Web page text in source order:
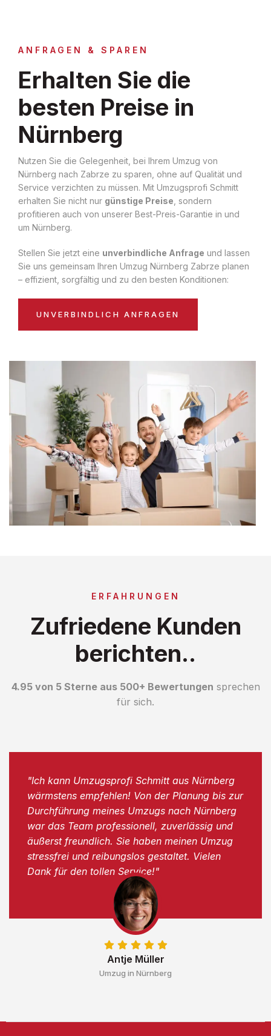
ANFRAGEN & SPAREN
Erhalten Sie die
besten Preise in
Nürnberg
Nutzen Sie die Gelegenheit, bei Ihrem Umzug von
Nürnberg nach Zabrze zu sparen, ohne auf Qualität und
Service verzichten zu müssen. Mit Umzugsprofi Schmitt
erhalten Sie nicht nur günstige Preise , sondern
profitieren auch von unserer Best-Preis-Garantie in und
um Nürnberg.
Stellen Sie jetzt eine unverbindliche Anfrage und lassen
Sie uns gemeinsam Ihren Umzug Nürnberg Zabrze planen
– effizient, sorgfältig und zu den besten Konditionen:
UNVERBINDLICH ANFRAGEN
ERFAHRUNGEN
Zufriedene Kunden
berichten..
4.95 von 5 Sterne aus 500+ Bewertungen sprechen
für sich.
Antje Müller
Umzug in Nürnberg
"Ich kann Umzugsprofi Schmitt aus Nürnberg
wärmstens empfehlen! Von der Planung bis zur
Durchführung meines Umzugs nach Nürnberg
war das Team professionell, zuverlässig und
äußerst freundlich. Sie haben meinen Umzug
stressfrei und reibungslos gestaltet. Vielen
Dank für den tollen Service!"